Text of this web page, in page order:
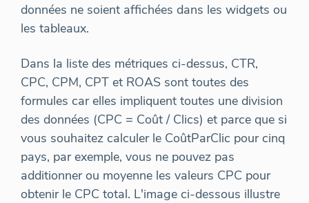
données ne soient affichées dans les widgets ou
les tableaux.
Dans la liste des métriques ci-dessus, CTR,
CPC, CPM, CPT et ROAS sont toutes des
formules car elles impliquent toutes une division
des données (CPC = Coût / Clics) et parce que si
vous souhaitez calculer le CoûtParClic pour cinq
pays, par exemple, vous ne pouvez pas
additionner ou moyenne les valeurs CPC pour
obtenir le CPC total. L'image ci-dessous illustre